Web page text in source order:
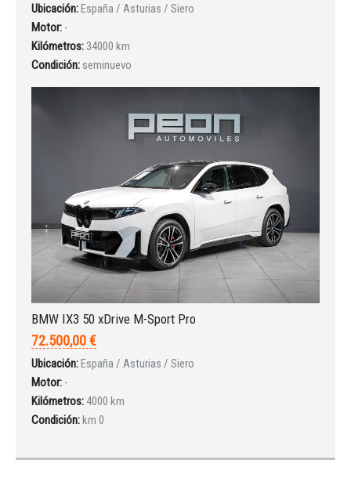
Ubicación:España / Asturias / Siero
Motor: -
Kilómetros: 34000 km
Condición: seminuevo
BMW IX3 50 xDrive M-Sport Pro
72.500,00 €
Ubicación:España / Asturias / Siero
Motor: -
Kilómetros:4000 km
Condición:km 0